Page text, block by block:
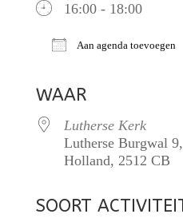
16:00 - 18:00
Aan agenda toevoegen
WAAR
Lutherse Kerk
Lutherse Burgwal
Holland, 2512 CB
SOORT